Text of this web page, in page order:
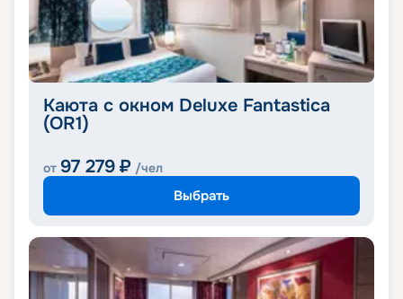
Каюта с окном Deluxe Fantastica
(OR1)
от 97 279 ₽ /чел
Выбрать